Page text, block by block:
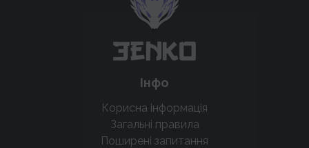
Інфо
Корисна інформація
Загальні правила
Поширені запитання